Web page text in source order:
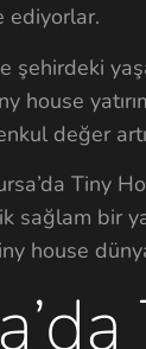
ediyorlar.
şehirdeki
house
değer
Tiny
sağlam bir
house